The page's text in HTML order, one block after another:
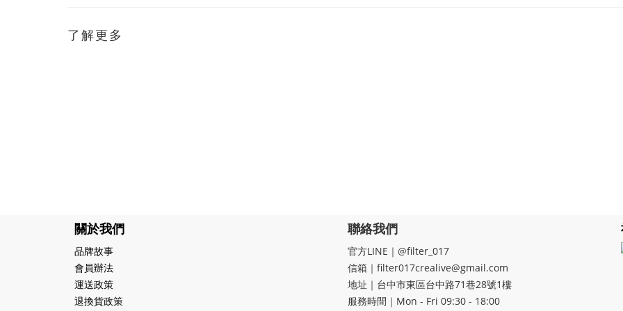
了解更多
關於我們
品牌故事
會員辦法
運送政策
退換貨政策
聯絡我們
官方LINE｜@filter_017
信箱｜filter017crealive@gmail.com
地址｜​台中市東區台中路71巷28號1樓
服務時間｜Mon - Fri 09:30 - 18:00